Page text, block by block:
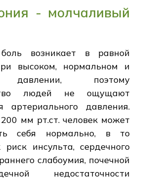
- молчаливый
боль возникает в равной
высоком, нормальном и
давлении, поэтому
людей не ощущают
артериального давления.
мм рт.ст. человек может
себя нормально, в то
инсульта, сердечного
слабоумия, почечной
недостаточности